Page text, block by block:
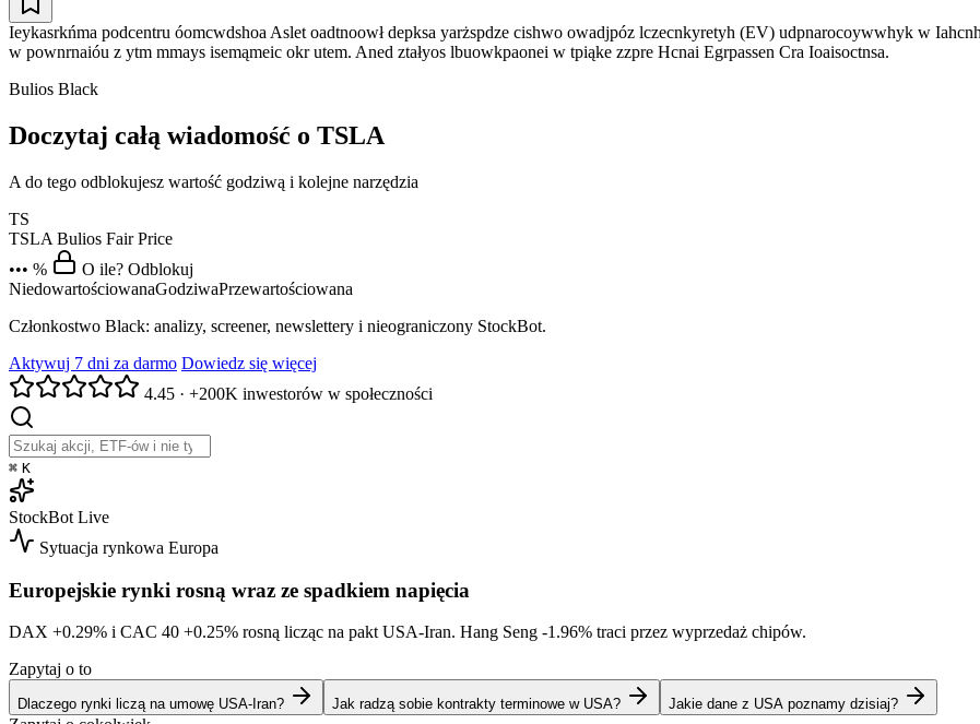
Ieykasrkńma podcentru óomcwdshoa Aslet oadtnoowł depksa yarżspdze cishwo owadjpóz lczecnkyretyh (EV) udpnarocoywwhyk w
w pownrnaióu z ytm mmays isemąmeic okr utem. Aned ztałyos lbuowkpaonei w tpiąke zzpre Hcnai Egrpassen Cra Ioaisoctnsa.
Bulios Black
Doczytaj całą wiadomość o TSLA
A do tego odblokujesz wartość godziwą i kolejne narzędzia
TS
TSLA Bulios Fair Price
••• %
O ile? Odblokuj
NiedowartościowanaGodziwaPrzewartościowana
Członkostwo Black: analizy, screener, newslettery i nieograniczony StockBot.
Aktywuj 7 dni za darmo Dowiedz się więcej
4.45 · +200K inwestorów w społeczności
⌘ K
StockBot Live
Sytuacja rynkowa Europa
Europejskie rynki rosną wraz ze spadkiem napięcia
DAX +0.29% i CAC 40 +0.25% rosną licząc na pakt USA-Iran. Hang Seng -1.96% traci przez wyprzedaż chipów.
Zapytaj o to
Dlaczego rynki liczą na umowę USA-Iran? Jak radzą sobie kontrakty terminowe w USA? Jakie dane z USA poznamy dzisiaj?